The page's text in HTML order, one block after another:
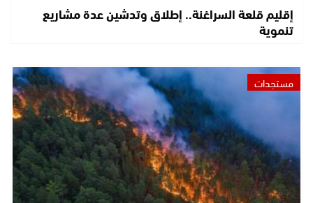
إقليم قلعة السراغنة.. إطلاق وتدشين عدة مشاريع
تنموية
مستجدات